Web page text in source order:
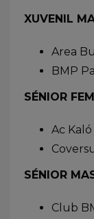
XUVENIL
Area
BMP
SÉNIOR
Ac
SÉNIOR
Club